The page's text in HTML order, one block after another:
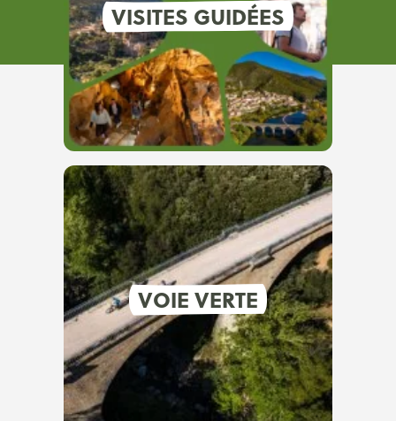
VISITES GUIDÉES
VOIE VERTE